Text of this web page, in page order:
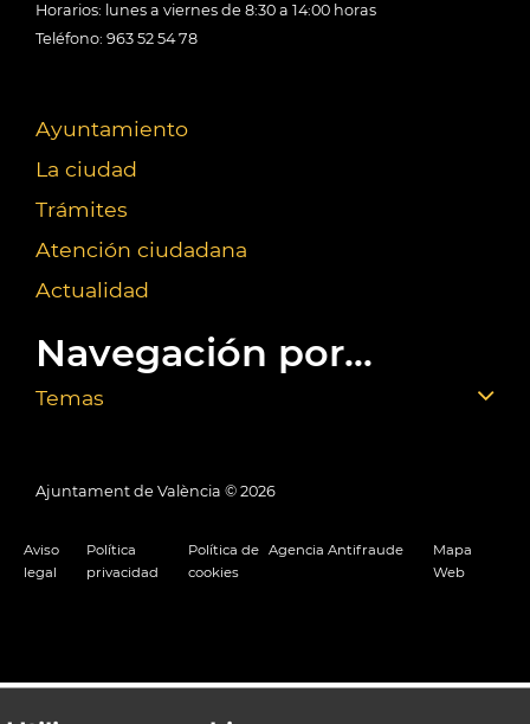
Horarios: lunes a viernes de 8:30 a 14:00 horas
Teléfono: 963 52 54 78
Ayuntamiento
La ciudad
Trámites
Atención ciudadana
Actualidad
Navegación por...
Temas
Ajuntament de València © 2026
Aviso
legal
Política
privacidad
Política de
cookies
Agencia Antifraude
Mapa
Web